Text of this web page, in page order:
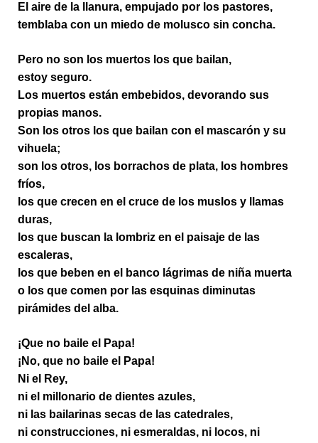
El aire de la llanura, empujado por los pastores,
temblaba con un miedo de molusco sin concha.
Pero no son los muertos los que bailan,
estoy seguro.
Los muertos están embebidos, devorando sus
propias manos.
Son los otros los que bailan con el mascarón y su
vihuela;
son los otros, los borrachos de plata, los hombres
fríos,
los que crecen en el cruce de los muslos y llamas
duras,
los que buscan la lombriz en el paisaje de las
escaleras,
los que beben en el banco lágrimas de niña muerta
o los que comen por las esquinas diminutas
pirámides del alba.
¡Que no baile el Papa!
¡No, que no baile el Papa!
Ni el Rey,
ni el millonario de dientes azules,
ni las bailarinas secas de las catedrales,
ni construcciones, ni esmeraldas, ni locos, ni